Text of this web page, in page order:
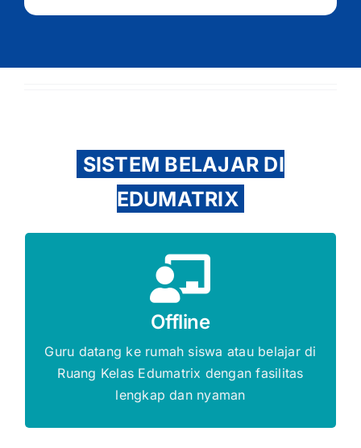
SISTEM BELAJAR DI
EDUMATRIX
Offline
Guru datang ke rumah siswa atau belajar di
Ruang Kelas Edumatrix dengan fasilitas
lengkap dan nyaman
Gratis Biaya Pendaftaran
DAFTAR SEKARANG